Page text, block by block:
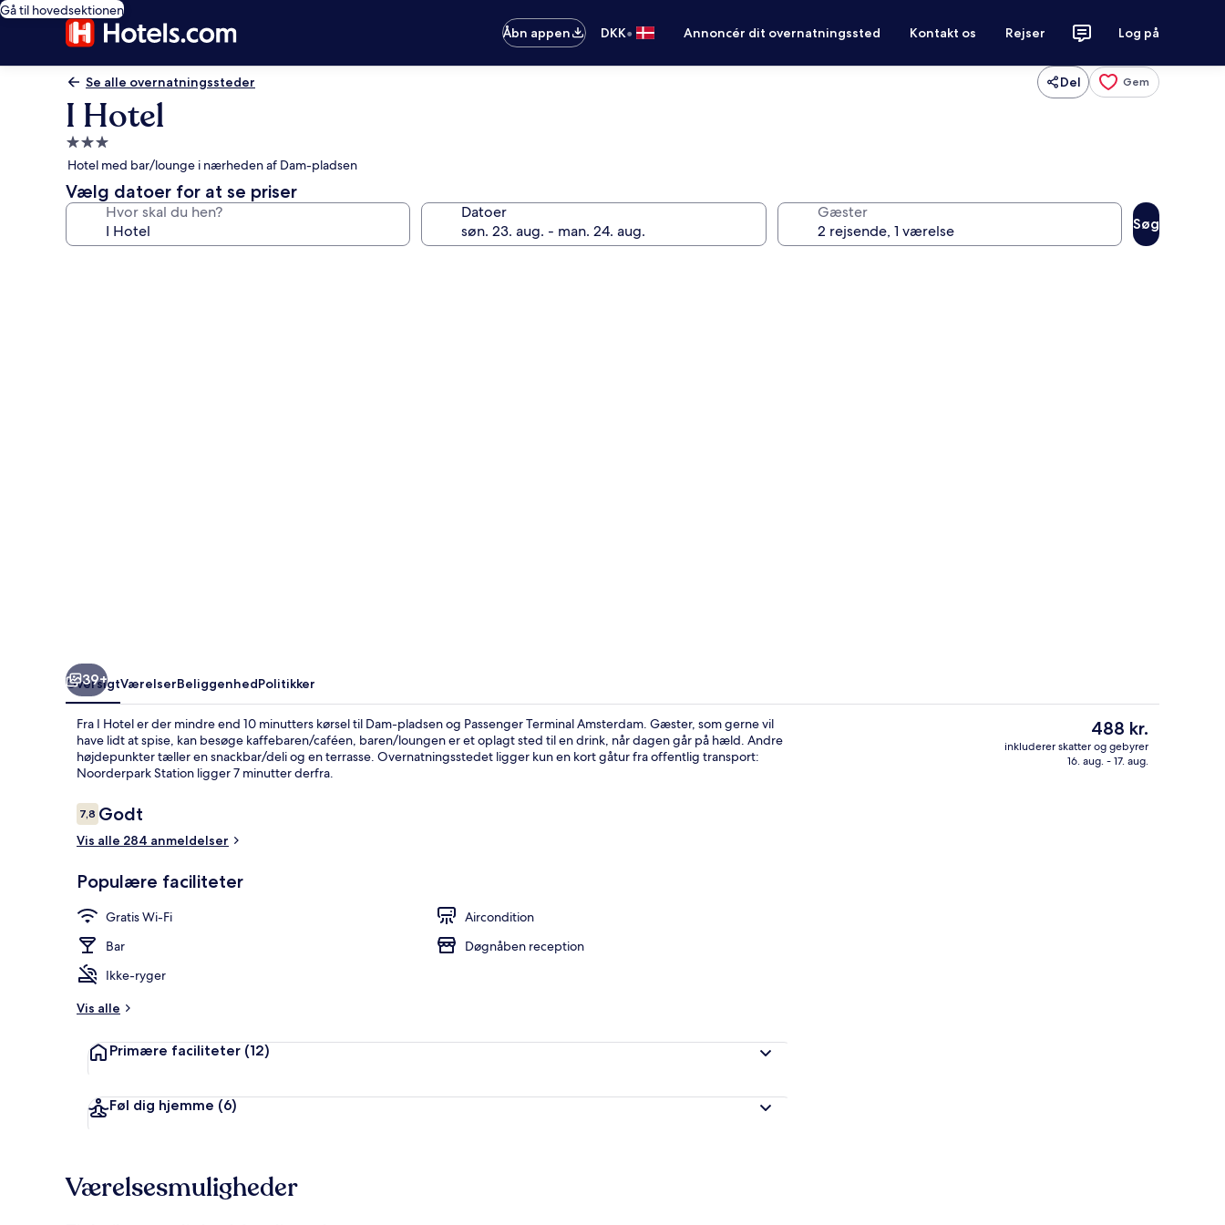
Gå til hovedsektionen
Åbn appen
DKK• Annoncér dit overnatningssted Kontakt os Rejser Log på
Se alle overnatningssteder Del Gem
I Hotel
3.0-
stjernet
overnatningssted
Hotel med bar/lounge i nærheden af Dam-pladsen
Vælg datoer for at se priser
Hvor skal du hen? Datoer Gæster
Søg
Dobbeltværelse med dobbeltseng eller 2 enkeltsenge - mezzanin | Trappe
Terrasse/gårdhave
39+
OversigtVærelserBeliggenhedPolitikker
Fra I Hotel er der mindre end 10 minutters kørsel til Dam-pladsen og Passenger Terminal Amsterdam. Gæster, som gerne vil
have lidt at spise, kan besøge kaffebaren/caféen, baren/loungen er et oplagt sted til en drink, når dagen går på hæld. Andre
højdepunkter tæller en snackbar/deli og en terrasse. Overnatningsstedet ligger kun en kort gåtur fra offentlig transport:
Noorderpark Station ligger 7 minutter derfra.
Anmeldelser
7,87,8 ud af 10.
Godt
Vis alle 284 anmeldelser
Populære faciliteter
Gratis Wi-Fi
Aircondition
Bar
Døgnåben reception
Ikke-ryger
Vis alle
Primære faciliteter (12)
Føl dig hjemme (6)
Den
nuværende
pris
488 kr.
inkluderer skatter og gebyrer
16. aug. - 17. aug.
Værelsesmuligheder